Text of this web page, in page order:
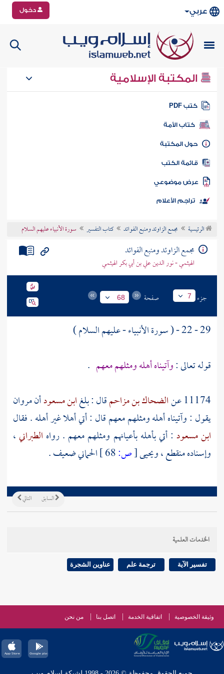
عربي دخول
المكتبة الإسلامية
كتب PDF
كتاب الأمة
المكتبة
الكتب
موضوعي
تراجم الأعلام
الرئيسية مجمع الزاوئد ومنبع الفوائد كتاب التفسير سورة الأنبياء عليهم السلام
مجمع الزاوئد ومنبع الفوائد
الهيثمي - نور الدين علي بن أبي بكر الهيثمي
جزء 7 صفحة 68
29 - 22 - ( سورة الأنبياء - عليهم السلام )
قوله تعالى :وآتيناه أهله ومثلهم معهم .
11174 عن
الضحاك بن مزاحمقال : بلغابن مسعودأنمروان
يقول : وآتيناه أهله ومثلهم معهم قال : أتي أهلا غير أهله . فقال
ابن مسعود : أتي بأهله بأعيانهم ومثلهم معهم . رواه الطبراني،
وإسناده منقطع ،ويحيى[ص: الحمانيضعيف .
التالي السابق
الخدمات العلمية
تفسير الآية ترجمة علم عناوين الشجرة
وثيقة الخصوصية اتفاقية الخدمة اتصل بنا من نحن